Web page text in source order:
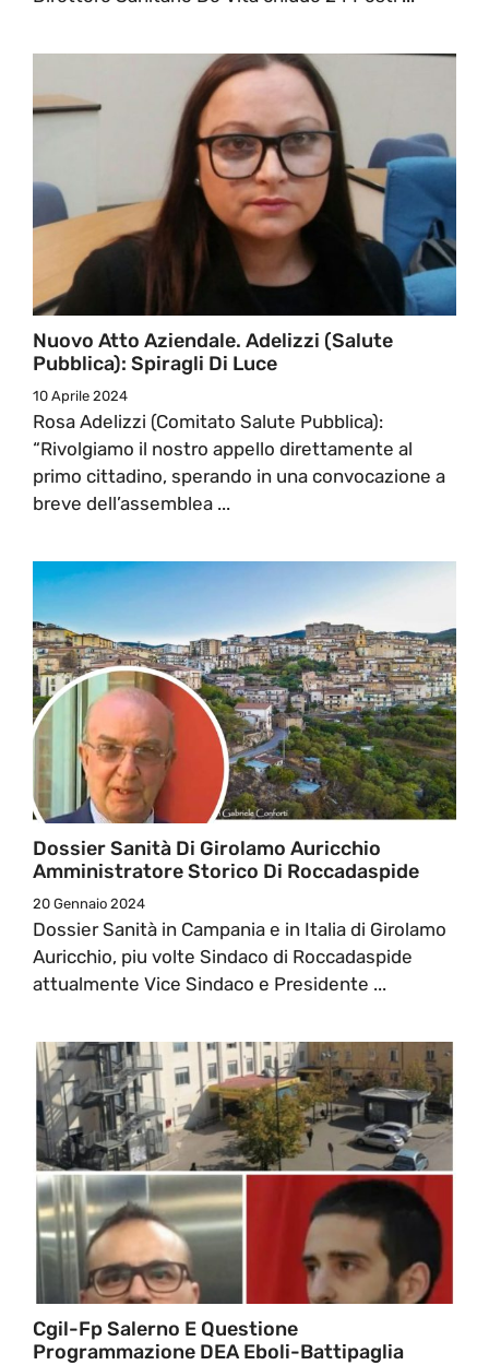
Nuovo Atto Aziendale. Adelizzi (salute
Pubblica): Spiragli Di Luce
10 Aprile 2024
Rosa Adelizzi (Comitato Salute Pubblica):
“Rivolgiamo il nostro appello direttamente al
primo cittadino, sperando in una convocazione a
breve dell’assemblea ...
Dossier Sanità Di Girolamo Auricchio
Amministratore Storico Di Roccadaspide
20 Gennaio 2024
Dossier Sanità in Campania e in Italia di Girolamo
Auricchio, piu volte Sindaco di Roccadaspide
attualmente Vice Sindaco e Presidente ...
Cgil-Fp Salerno E Questione
Programmazione DEA Eboli-Battipaglia